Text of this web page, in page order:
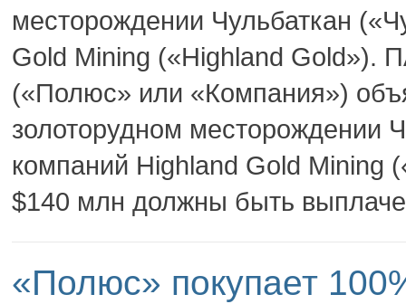
месторождении Чульбаткан
Gold Mining («Highland
(«Полюс» или «Компания»)
золоторудном месторождении
компаний Highland Gold Mining
$140 млн должны быть
«Полюс» покупает